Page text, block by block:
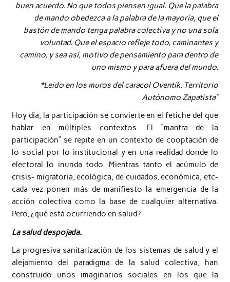
buen acuerdo. No que todos piensen igual. Que la palabra
de mando obedezca a la palabra de la mayoría, que el
bastón de mando tenga palabra colectiva y no una sola
voluntad. Que el espacio refleje todo, caminantes y
camino, y sea así, motivo de pensamiento para dentro de
uno mismo y para afuera del mundo.
*Leido en los muros del caracol Oventik, Territorio
Autónomo Zapatista”
Hoy día, la participación se convierte en el fetiche del que
hablar en múltiples contextos. El “mantra de la
participación” se repite en un contexto de cooptación de
lo social por lo institucional y en una realidad donde lo
electoral lo inunda todo. Mientras tanto el acúmulo de
crisis- migratoria, ecológica, de cuidados, económica, etc-
cada vez ponen más de manifiesto la emergencia de la
acción colectiva como la base de cualquier alternativa.
Pero, ¿qué está ocurriendo en salud?
La salud despojada.
La progresiva sanitarización de los sistemas de salud y el
alejamiento del paradigma de la salud colectiva, han
construido unos imaginarios sociales en los que la